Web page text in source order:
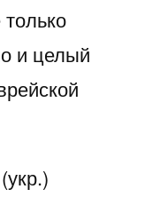
и целый